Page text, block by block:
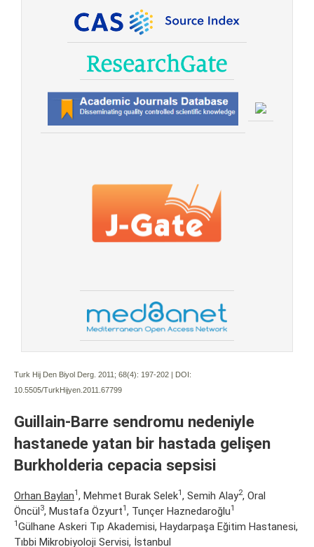
Turk Hij Den Biyol Derg. 2011; 68(4): 197-202 | DOI:
10.5505/TurkHijyen.2011.67799
Guillain-Barre sendromu nedeniyle
hastanede yatan bir hastada gelişen
Burkholderia cepacia sepsisi
Orhan Baylan1, Mehmet Burak Selek1, Semih Alay2, Oral
Öncül3, Mustafa Özyurt1, Tunçer Haznedaroğlu1
1Gülhane Askeri Tıp Akademisi, Haydarpaşa Eğitim Hastanesi,
Tıbbi Mikrobiyoloji Servisi, İstanbul